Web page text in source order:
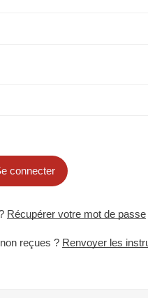
connecter
Récupérer votre mot de passe
reçues ? Renvoyer les